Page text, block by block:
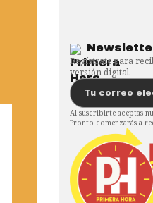
Regístrate para
versión digital.
Al suscribirte aceptas
Pronto comenzarás a